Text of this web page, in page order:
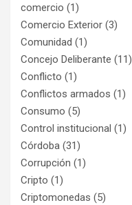
comercio (1)
Comercio Exterior (3)
Comunidad (1)
Concejo Deliberante (11)
Conflicto (1)
Conflictos armados (1)
Consumo (5)
Control institucional (1)
Córdoba (31)
Corrupción (1)
Cripto (1)
Criptomonedas (5)